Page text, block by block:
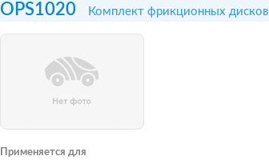
OPS1020 Комплект фрикционных дисков
Применяется для